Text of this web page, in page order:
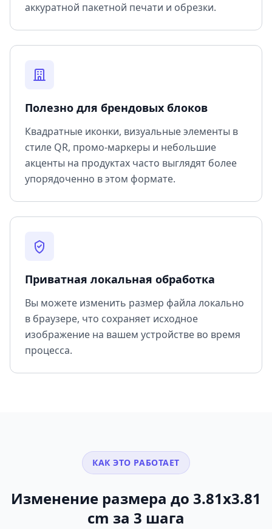
аккуратной пакетной печати и обрезки.
Полезно для брендовых блоков
Квадратные иконки, визуальные элементы в
стиле QR, промо-маркеры и небольшие
акценты на продуктах часто выглядят более
упорядоченно в этом формате.
Приватная локальная обработка
Вы можете изменить размер файла локально
в браузере, что сохраняет исходное
изображение на вашем устройстве во время
процесса.
КАК ЭТО РАБОТАЕТ
Изменение размера до 3.81x3.81
cm за 3 шага